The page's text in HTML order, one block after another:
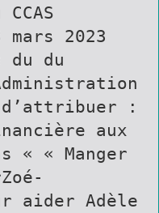
2023
du du
:
aux
« « Manger
aider Adèle